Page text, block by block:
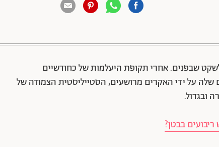
שבפנים. אחרי תקופת היעלמות של כחודשיים
על ידי האקרים מרושעים, הסטייליסטית הצמודה של
ובגדול.
בבטן?